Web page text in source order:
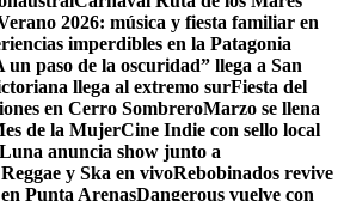
2026: música y fiesta familiar en
imperdibles en la Patagonia
un paso de la oscuridad” llega a San
llega al extremo surFiesta del
en Cerro SombreroMarzo se llena
de la MujerCine Indie con sello local
anuncia show junto a
y Ska en vivoRebobinados revive
Punta ArenasDangerous vuelve con